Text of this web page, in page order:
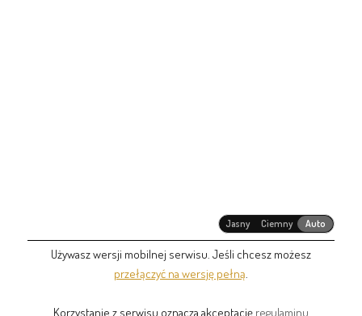
Jasny Ciemny Auto
Używasz wersji mobilnej serwisu. Jeśli chcesz możesz
przełączyć na wersję pełną
Korzystanie z serwisu oznacza akceptację regulaminu